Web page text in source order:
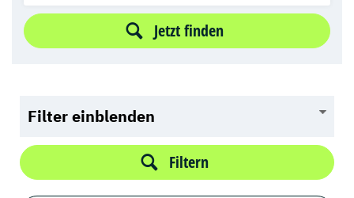
Jetzt finden
Filter einblenden
Filtern